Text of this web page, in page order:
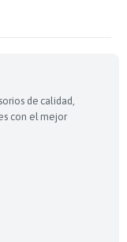
de calidad,
con el mejor